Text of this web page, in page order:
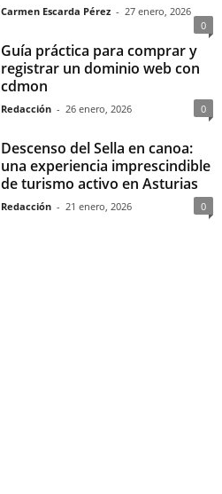
Carmen Escarda Pérez - 27 enero, 2026
0
Guía práctica para comprar y
registrar un dominio web con
cdmon
Redacción - 26 enero, 2026 0
Descenso del Sella en canoa:
una experiencia imprescindible
de turismo activo en Asturias
Redacción - 21 enero, 2026 0